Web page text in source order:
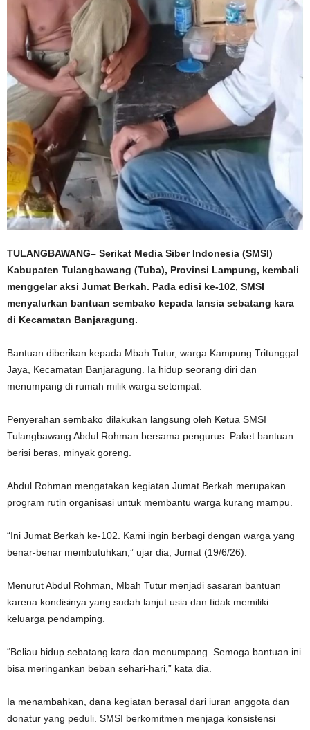
TULANGBAWANG– Serikat Media Siber Indonesia (SMSI)
Kabupaten Tulangbawang (Tuba), Provinsi Lampung, kembali
menggelar aksi Jumat Berkah. Pada edisi ke-102, SMSI
menyalurkan bantuan sembako kepada lansia sebatang kara
di Kecamatan Banjaragung.
Bantuan diberikan kepada Mbah Tutur, warga Kampung Tritunggal
Jaya, Kecamatan Banjaragung. Ia hidup seorang diri dan
menumpang di rumah milik warga setempat.
Penyerahan sembako dilakukan langsung oleh Ketua SMSI
Tulangbawang Abdul Rohman bersama pengurus. Paket bantuan
berisi beras, minyak goreng.
Abdul Rohman mengatakan kegiatan Jumat Berkah merupakan
program rutin organisasi untuk membantu warga kurang mampu.
“Ini Jumat Berkah ke-102. Kami ingin berbagi dengan warga yang
benar-benar membutuhkan,” ujar dia, Jumat (19/6/26).
Menurut Abdul Rohman, Mbah Tutur menjadi sasaran bantuan
karena kondisinya yang sudah lanjut usia dan tidak memiliki
keluarga pendamping.
“Beliau hidup sebatang kara dan menumpang. Semoga bantuan ini
bisa meringankan beban sehari-hari,” kata dia.
Ia menambahkan, dana kegiatan berasal dari iuran anggota dan
donatur yang peduli. SMSI berkomitmen menjaga konsistensi